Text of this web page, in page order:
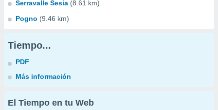
Serravalle Sesia (8.61 km)
Pogno (9.46 km)
Tiempo...
PDF
Más información
El Tiempo en tu Web